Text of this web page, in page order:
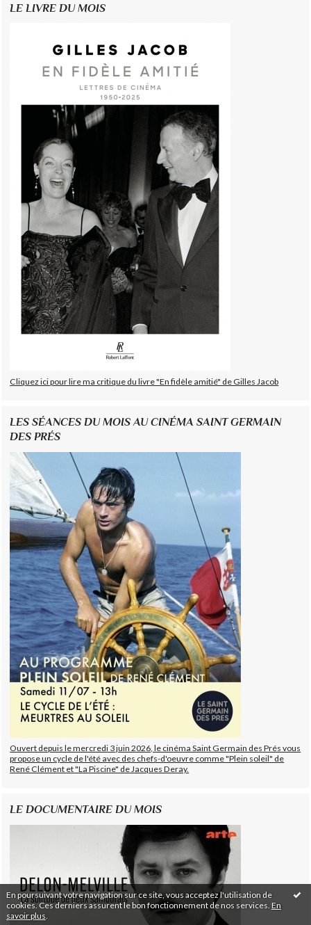
En poursuivant votre navigation sur ce site, vous acceptez l'utilisation de
cookies. Ces derniers assurent le bon fonctionnement de nos services. En
savoir plus
LE LIVRE DU MOIS
Cliquez ici pour lire ma critique du livre "En fidèle amitié" de Gilles Jacob
LES SÉANCES DU MOIS AU CINÉMA SAINT GERMAIN
DES PRÉS
Ouvert depuis le mercredi 3 juin 2026, le cinéma Saint Germain des Prés vous
propose un cycle de l'été avec des chefs-d'oeuvre comme "Plein soleil" de
René Clément et "La Piscine" de Jacques Deray.
LE DOCUMENTAIRE DU MOIS